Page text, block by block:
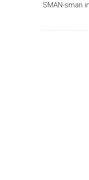
SMAN-sman